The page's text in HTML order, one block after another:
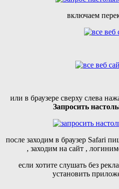
включаем
или в браузере сверху слева
Запросить
после заходим в браузер Safari
, заходим на сайт ,
если хотите слушать без
установить